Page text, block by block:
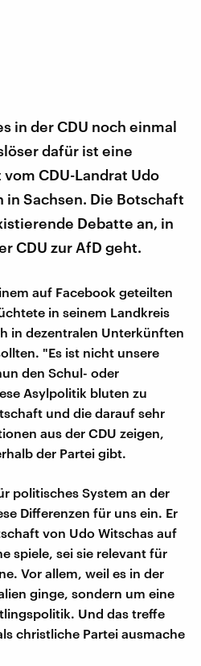
in der CDU noch einmal
dafür ist eine
CDU-Landrat Udo
in Sachsen. Die Botschaft
Debatte an, in
CDU zur AfD geht.
auf Facebook geteilten
in seinem Landkreis
in dezentralen Unterkünften
"Es ist nicht unsere
den Schul- oder
Asylpolitik bluten zu
und die darauf sehr
aus der CDU zeigen,
der Partei gibt.
politisches System an der
Differenzen für uns ein. Er
von Udo Witschas auf
spiele, sei sie relevant für
Vor allem, weil es in der
ginge, sondern um eine
Und das treffe
christliche Partei ausmache